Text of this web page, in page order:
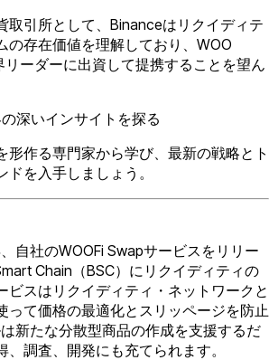
取引所として、Binanceはリクイディテ
の存在価値を理解しており、WOO
ーダーに出資して提携することを望ん
深いインサイトを探る
形作る専門家から学び、最新の戦略とト
ドを入手しましょう。
自社のWOOFi Swapサービスをリリー
Chain（BSC）にリクイディティの
ビスはリクイディティ・ネットワークと
って価格の最適化とスリッページを防止
新たな分散型商品の作成を支援するだ
調査、開発にも充てられます。